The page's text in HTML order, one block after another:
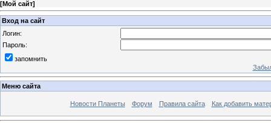
[Мой сайт]
Вход на сайт
Логин:
Пароль:
запомнить
Меню сайта
Новости Планеты Форум Правила сайта Как добавить